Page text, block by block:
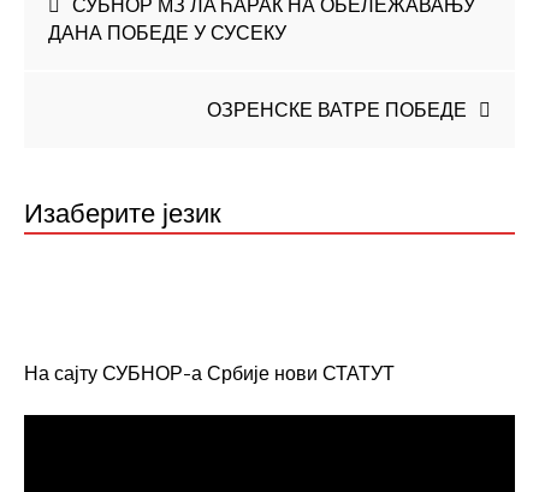
чланка
СУБНОР МЗ ЛАЋАРАК НА ОБЕЛЕЖАВАЊУ
ДАНА ПОБЕДЕ У СУСЕКУ
ОЗРЕНСКЕ ВАТРЕ ПОБЕДЕ
Изаберите језик
На сајту СУБНОР-а Србије нови СТАТУТ